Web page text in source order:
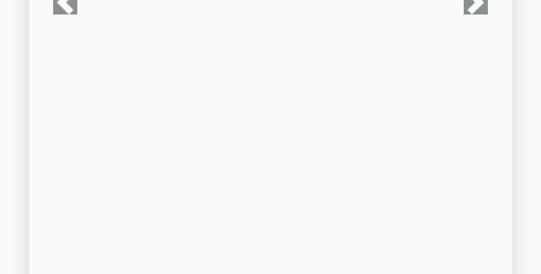
Anterior Próxima